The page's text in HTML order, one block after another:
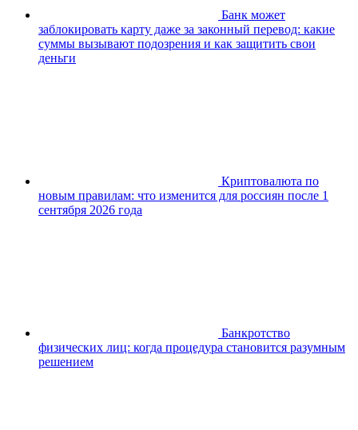
Банк может
заблокировать карту даже за законный перевод: какие
суммы вызывают подозрения и как защитить свои
деньги
Криптовалюта по
новым правилам: что изменится для россиян после 1
сентября 2026 года
Банкротство
физических лиц: когда процедура становится разумным
решением